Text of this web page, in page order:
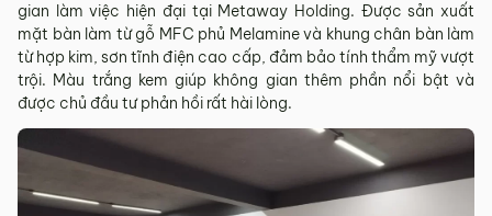
gian làm việc hiện đại tại Metaway Holding. Được sản xuất
mặt bàn làm từ gỗ MFC phủ Melamine và khung chân bàn làm
từ hợp kim, sơn tĩnh điện cao cấp, đảm bảo tính thẩm mỹ vượt
trội. Màu trắng kem giúp không gian thêm phần nổi bật và
được chủ đầu tư phản hồi rất hài lòng.